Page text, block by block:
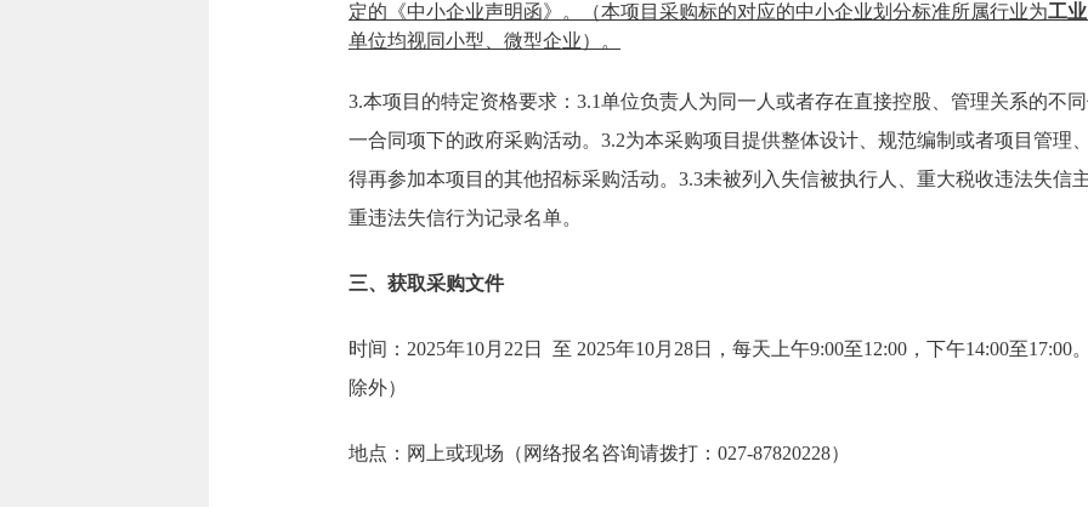
定的《中小企业声明函》。（本项目采购标的对应的中小企业划分标准所属行业为工业
单位均视同小型、微型企业）
。
3.本项目的特定资格要求：3.1单位负责人为同一人或者存在直接控股、管理关系的不
一合同项下的政府采购活动。3.2为本采购项目提供整体设计、规范编制或者项目管理
得再参加本项目的其他招标采购活动。3.3未被列入失信被执行人、重大税收违法失信
重违法失信行为记录名单。
三、获取采购文件
时间：2025年10月22日 至 2025年10月28日，每天上午9:00至12:00，下午14:00至
除外）
地点：网上或现场（网络报名咨询请拨打：027-87820228）